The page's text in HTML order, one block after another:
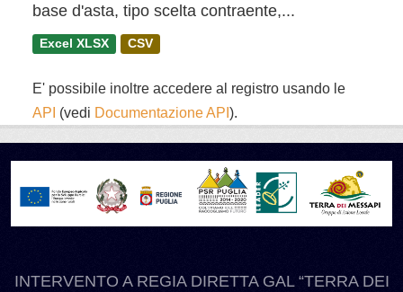
base d'asta, tipo scelta contraente,...
Excel XLSX CSV
E' possibile inoltre accedere al registro usando le
API (vedi Documentazione API ).
INTERVENTO A REGIA DIRETTA GAL “TERRA DEI